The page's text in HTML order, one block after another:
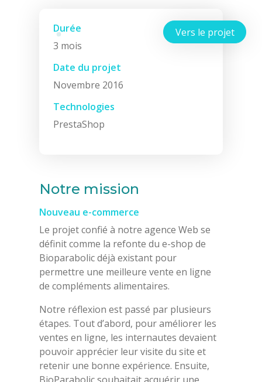
Durée
3 mois
Date du projet
Novembre 2016
Technologies
PrestaShop
Vers le projet
Notre mission
Nouveau e-commerce
Le projet confié à notre agence Web se
définit comme la refonte du e-shop de
Bioparabolic déjà existant pour
permettre une meilleure vente en ligne
de compléments alimentaires.
Notre réflexion est passé par plusieurs
étapes. Tout d’abord, pour améliorer les
ventes en ligne, les internautes devaient
pouvoir apprécier leur visite du site et
retenir une bonne expérience. Ensuite,